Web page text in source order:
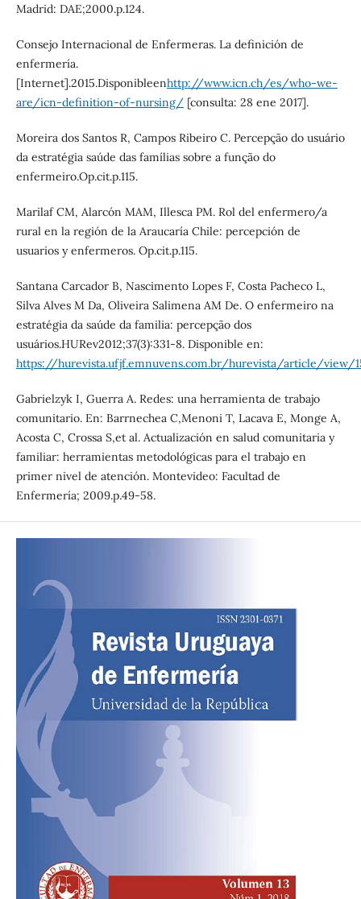
Madrid: DAE;2000.p.124.
Consejo Internacional de Enfermeras. La definición de
enfermería.
[Internet].2015.Disponibleenhttp://www.icn.ch/es/who-we-
are/icn-definition-of-nursing/[consulta: 28 ene 2017].
Moreira dos Santos R, Campos Ribeiro C. Percepção do usuário
da estratégia saúde das famílias sobre a função do
enfermeiro.Op.cit.p.115.
Marilaf CM, Alarcón MAM, Illesca PM. Rol del enfermero/a
rural en la región de la Araucaría Chile: percepción de
usuarios y enfermeros. Op.cit.p.115.
Santana Carcador B, Nascimento Lopes F, Costa Pacheco L,
Silva Alves M Da, Oliveira Salimena AM De. O enfermeiro na
estratégia da saúde da familia: percepção dos
usuários.HURev2012;37(3):331-8. Disponible en:
https://hurevista.ufjf.emnuvens.com.br/hurevista/article/view/
Gabrielzyk I, Guerra A. Redes: una herramienta de trabajo
comunitario. En: Barrnechea C,Menoni T, Lacava E, Monge A,
Acosta C, Crossa S,et al. Actualización en salud comunitaria y
familiar: herramientas metodológicas para el trabajo en
primer nivel de atención. Montevideo: Facultad de
Enfermería; 2009.p.49-58.